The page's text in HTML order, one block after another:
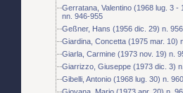
Gerratana, Valentino (1968 lug. 3 -
nn. 946-955
Geßner, Hans (1956 dic. 29) n. 956
Giardina, Concetta (1975 mar. 10)
Giarla, Carmine (1973 nov. 19) n.
Giarrizzo, Giuseppe (1973 dic. 3)
Gibelli, Antonio (1968 lug. 30) n. 960
Giovana, Mario (1973 apr. 20) n.